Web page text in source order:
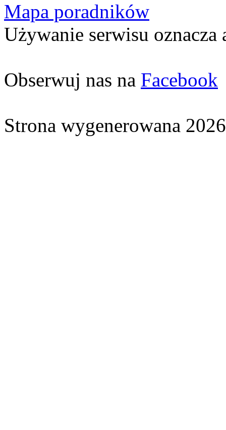
Mapa poradników
Używanie serwisu oznacza
Obserwuj nas na Facebook
Strona wygenerowana